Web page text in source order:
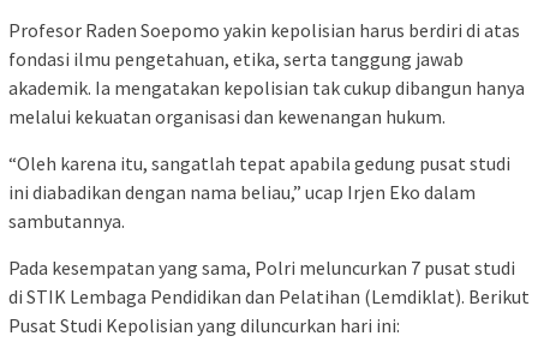
Profesor Raden Soepomo yakin kepolisian harus berdiri di atas
fondasi ilmu pengetahuan, etika, serta tanggung jawab
akademik. Ia mengatakan kepolisian tak cukup dibangun hanya
melalui kekuatan organisasi dan kewenangan hukum.
“Oleh karena itu, sangatlah tepat apabila gedung pusat studi
ini diabadikan dengan nama beliau,” ucap Irjen Eko dalam
sambutannya.
Pada kesempatan yang sama, Polri meluncurkan 7 pusat studi
di STIK Lembaga Pendidikan dan Pelatihan (Lemdiklat). Berikut
Pusat Studi Kepolisian yang diluncurkan hari ini: